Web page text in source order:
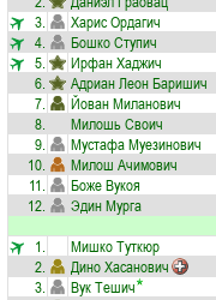
3.
Харис Ордагич
4.
Бошко Ступич
5.
Ирфан Хаджич
6.
Адриан Леон Баришич
7.
Йован Миланович
8.
Милошь Своич
9.
Мустафа Муезинович
10.
Милош Ачимович
11.
Боже Вукоя
12.
Эдин Мурга
1. Мишко Туткюр
2.
Дино Хасанович
3.
Вук Тешич